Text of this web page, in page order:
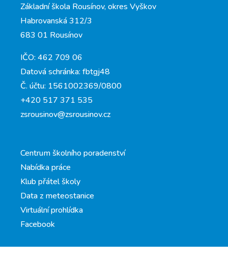
Základní škola Rousínov, okres Vyškov
Habrovanská 312/3
683 01 Rousínov
IČO: 462 709 06
Datová schránka: fbtgj48
Č. účtu: 1561002369/0800
+420 517 371 535
zsrousinov@zsrousinov.cz
Centrum školního poradenství
Nabídka práce
Klub přátel školy
Data z meteostanice
Virtuální prohlídka
Facebook